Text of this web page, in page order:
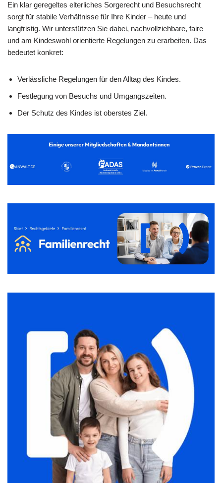
Ein klar geregeltes elterliches Sorgerecht und Besuchsrecht
sorgt für stabile Verhältnisse für Ihre Kinder – heute und
langfristig. Wir unterstützen Sie dabei, nachvollziehbare, faire
und am Kindeswohl orientierte Regelungen zu erarbeiten. Das
bedeutet konkret:
Verlässliche Regelungen für den Alltag des Kindes.
Festlegung von Besuchs und Umgangszeiten.
Der Schutz des Kindes ist oberstes Ziel.